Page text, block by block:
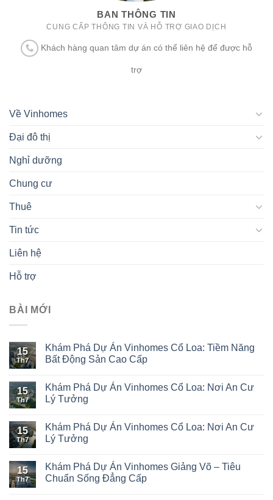
BAN THÔNG TIN
CUNG CẤP THÔNG TIN VÀ HỖ TRỢ GIAO DỊCH
Khách hàng quan tâm dự án có thể liên hệ để được hỗ
trợ
Về Vinhomes
Đại đô thị
Nghỉ dưỡng
Chung cư
Thuê
Tin tức
Liên hệ
Hỗ trợ
BÀI MỚI
15
Th7
Khám Phá Dự Án Vinhomes Cổ Loa: Tiềm Năng
Bất Động Sản Cao Cấp
15
Th7
Khám Phá Dự Án Vinhomes Cổ Loa: Nơi An Cư
Lý Tưởng
15
Th7
Khám Phá Dự Án Vinhomes Cổ Loa: Nơi An Cư
Lý Tưởng
15
Th7
Khám Phá Dự Án Vinhomes Giảng Võ – Tiêu
Chuẩn Sống Đẳng Cấp